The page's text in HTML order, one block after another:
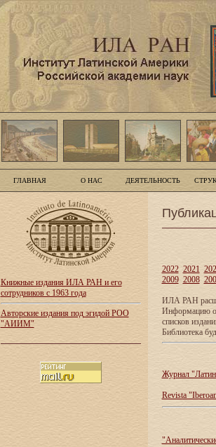
ГЛАВНАЯ О НАС ДЕЯТЕЛЬНОСТЬ
Книжные издания ИЛА РАН и его
сотрудников с 1963 года
Авторские издания под эгидой РОО
"АИИМ"
2022 2021
2009 2008
ИЛА РАН
Информацию о
списков
Библиотека
Журнал
Revista